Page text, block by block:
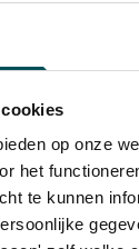
op onze
het
te kunnen
Category